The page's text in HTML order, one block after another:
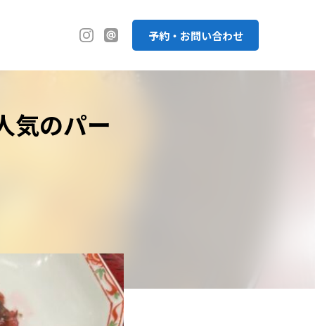
予約・お問い合わせ
気のパー